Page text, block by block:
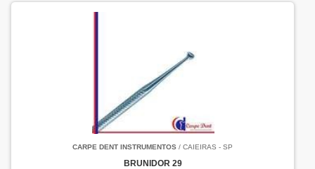
CARPE DENT INSTRUMENTOS / CAIEIRAS - SP
BRUNIDOR 29